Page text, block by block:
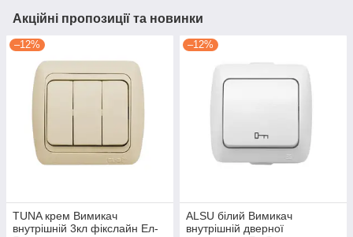
Акційні пропозиції та новинки
–12%
TUNA крем Вимикач
внутрішній 3кл фікслайн Ел-
–12%
ALSU білий Вимикач
внутрішній дверної